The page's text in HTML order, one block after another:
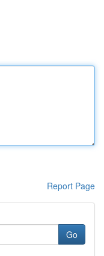
Report Page
Go